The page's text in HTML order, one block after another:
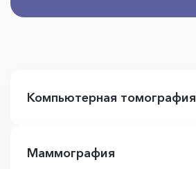
Компьютерная томография
Маммография